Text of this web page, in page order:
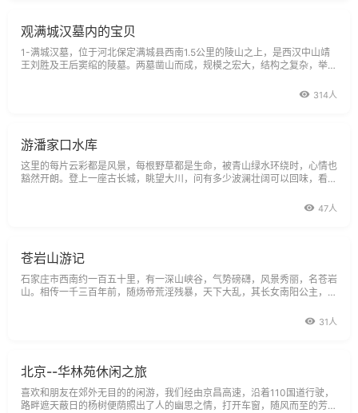
观满城汉墓内的宝贝
1-满城汉墓，位于河北保定满城县西南1.5公里的陵山之上，是西汉中山靖
王刘胜及王后窦绾的陵墓。两墓凿山而成，规模之宏大，结构之复杂，举世
314人
游潘家口水库
这里的每片云彩都是风景，每根野草都是生命，被青山绿水环绕时，心情也
豁然开朗。登上一座古长城，眺望大川，问有多少波澜壮阔可以回味，看有
47人
苍岩山游记
石家庄市西南约一百五十里，有一深山峡谷，气势磅礴，风景秀丽，名苍岩
山。相传一千三百年前，随炀帝荒淫残暴，天下大乱，其长女南阳公主，深
31人
北京--华林苑休闲之旅
喜欢和朋友在郊外无目的的闲游，我们经由京昌高速，沿着110国道行驶，
路畔遮天蔽日的杨树便荫照出了人的幽思之情，打开车窗，随风而至的芳草